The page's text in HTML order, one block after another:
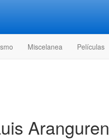
Miscelanea Películas
Aranguren